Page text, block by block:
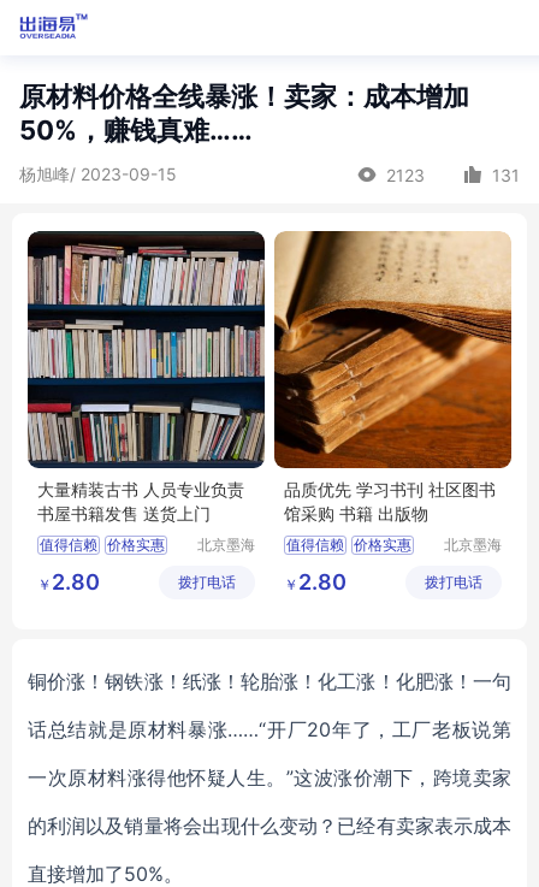
原材料价格全线暴涨！卖家：成本增加
50%，赚钱真难……
杨旭峰/ 2023-09-15 2123 131
大量精装古书 人员专业负责
书屋书籍发售 送货上门
值得信赖 价格实惠
北京墨海
有限公司
￥ 2.80 拨打电话
品质优先 学习书刊 社区图书
馆采购 书籍 出版物
值得信赖 价格实惠
北京墨海
有限公司
￥ 2.80 拨打电话
铜价涨！钢铁涨！纸涨！轮胎涨！化工涨！化肥涨！一句
话总结就是原材料暴涨……“开厂20年了，工厂老板说第
一次原材料涨得他怀疑人生。”这波涨价潮下，跨境卖家
的利润以及销量将会出现什么变动？已经有卖家表示成本
直接增加了50%。